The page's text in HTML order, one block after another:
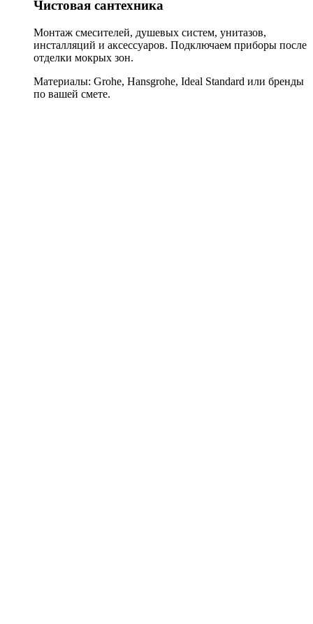
Чистовая сантехника
Монтаж смесителей, душевых систем, унитазов,
инсталляций и аксессуаров. Подключаем приборы после
отделки мокрых зон.
Материалы: Grohe, Hansgrohe, Ideal Standard или бренды
по вашей смете.